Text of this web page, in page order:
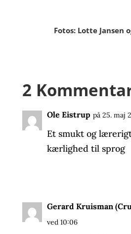
Fotos: Lotte Jansen
2
Ole Eistrup på 25. maj
Et smukt og
kærlighed til sprog
Gerard Kruisman
ved 10:06